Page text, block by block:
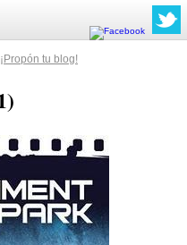
tu blog!